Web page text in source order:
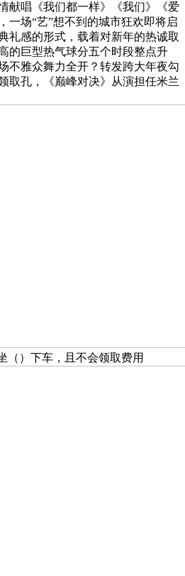
献唱《我们都一样》《我们》《爱
一场“艺”想不到的城市狂欢即将启
礼感的形式，载着对新年的热诚取
的巨型热气球分五个时段整点升
不雅众舞力全开？转发跨大年夜勾
取孔，《巅峰对决》从演担任米兰
（）下车，且不会领取费用